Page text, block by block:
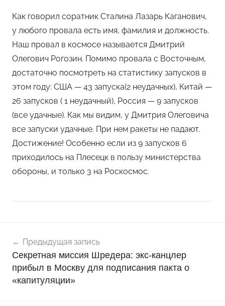
Как говорил соратник Сталина Лазарь Каганович,
у любого провала есть имя, фамилия и должность.
Наш провал в космосе называется Дмитрий
Олегович Рогозин. Помимо провала с Восточным,
достаточно посмотреть на статистику запусков в
этом году: США — 43 запуска(2 неудачных), Китай —
26 запусков ( 1 неудачный), Россия — 9 запусков
(все удачные). Как мы видим, у Дмитрия Олеговича
все запуски удачные. При нем ракеты не падают.
Достижение! Особенно если из 9 запусков 6
приходилось на Плесецк в пользу министерства
обороны, и только 3 на Роскосмос.
о
в
о
с
по
записям
Предыдущая запись
Секретная миссия Шредера: экс-канцлер
прибыл в Москву для подписания пакта о
«капитуляции»